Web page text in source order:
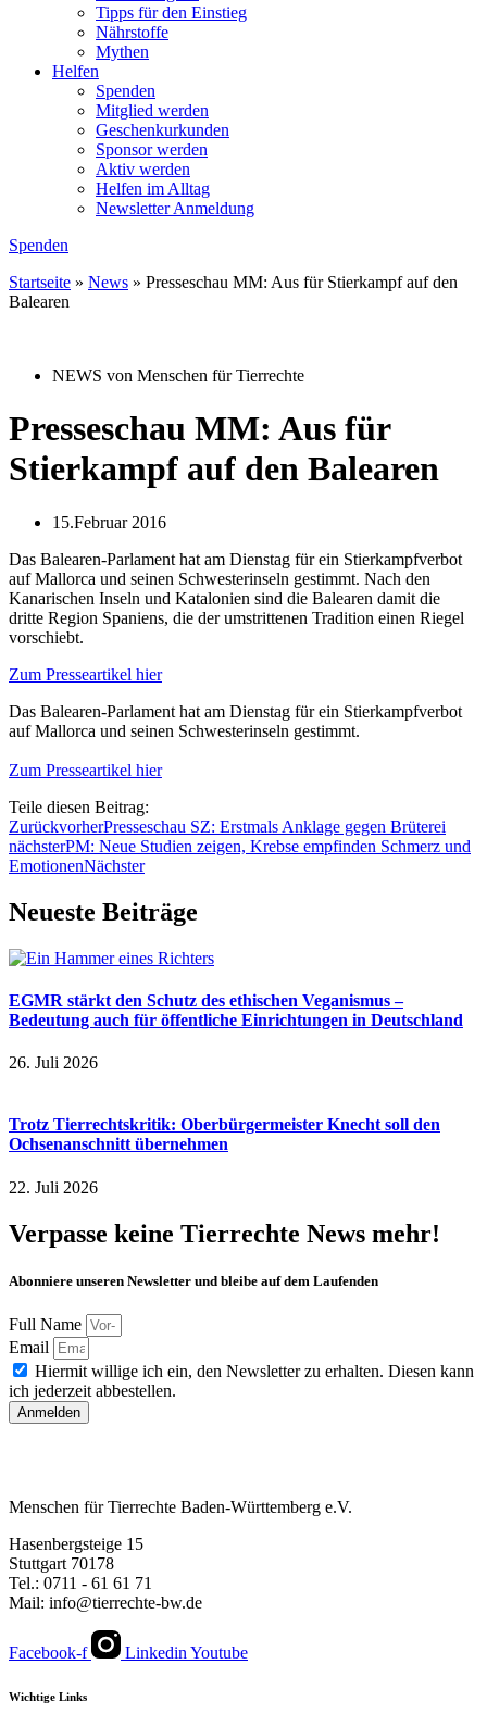
Tipps für den Einstieg
Nährstoffe
Mythen
Helfen
Spenden
Mitglied werden
Geschenkurkunden
Sponsor werden
Aktiv werden
Helfen im Alltag
Newsletter Anmeldung
Spenden
Startseite » News » Presseschau MM: Aus für Stierkampf auf den
Balearen
NEWS von Menschen für Tierrechte
Presseschau MM: Aus für
Stierkampf auf den Balearen
15.Februar 2016
Das Balearen-Parlament hat am Dienstag für ein Stierkampfverbot
auf Mallorca und seinen Schwesterinseln gestimmt. Nach den
Kanarischen Inseln und Katalonien sind die Balearen damit die
dritte Region Spaniens, die der umstrittenen Tradition einen Riegel
vorschiebt.
Zum Presseartikel hier
Das Balearen-Parlament hat am Dienstag für ein Stierkampfverbot
auf Mallorca und seinen Schwesterinseln gestimmt.
Zum Presseartikel hier
Teile diesen Beitrag:
ZurückvorherPresseschau SZ: Erstmals Anklage gegen Brüterei
nächsterPM: Neue Studien zeigen, Krebse empfinden Schmerz und
EmotionenNächster
Neueste Beiträge
EGMR stärkt den Schutz des ethischen Veganismus –
Bedeutung auch für öffentliche Einrichtungen in Deutschland
26. Juli 2026
Trotz Tierrechtskritik: Oberbürgermeister Knecht soll den
Ochsenanschnitt übernehmen
22. Juli 2026
Verpasse keine Tierrechte News mehr!
Abonniere unseren Newsletter und bleibe auf dem Laufenden
Full Name
Email
Hiermit willige ich ein, den Newsletter zu erhalten. Diesen kann
ich jederzeit abbestellen.
Anmelden
Menschen für Tierrechte Baden-Württemberg e.V.
Hasenbergsteige 15
Stuttgart 70178
Tel.: 0711 - 61 61 71
Mail: info@tierrechte-bw.de
Facebook-f Linkedin Youtube
Wichtige Links